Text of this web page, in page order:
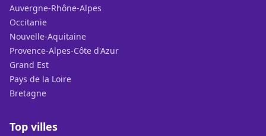
Auvergne-Rhône-Alpes
Occitanie
Nouvelle-Aquitaine
Provence-Alpes-Côte d'Azur
Grand Est
Pays de la Loire
Bretagne
Top villes